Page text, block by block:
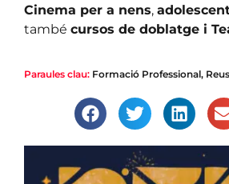
Cinema per a nens,
també cursos de doblatge i
Paraules clau: Formació Professional, Reus